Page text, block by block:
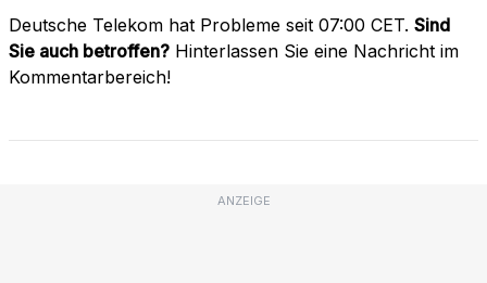
Deutsche Telekom hat Probleme seit 07:00 CET. Sind
Sie auch betroffen? Hinterlassen Sie eine Nachricht im
Kommentarbereich!
ANZEIGE